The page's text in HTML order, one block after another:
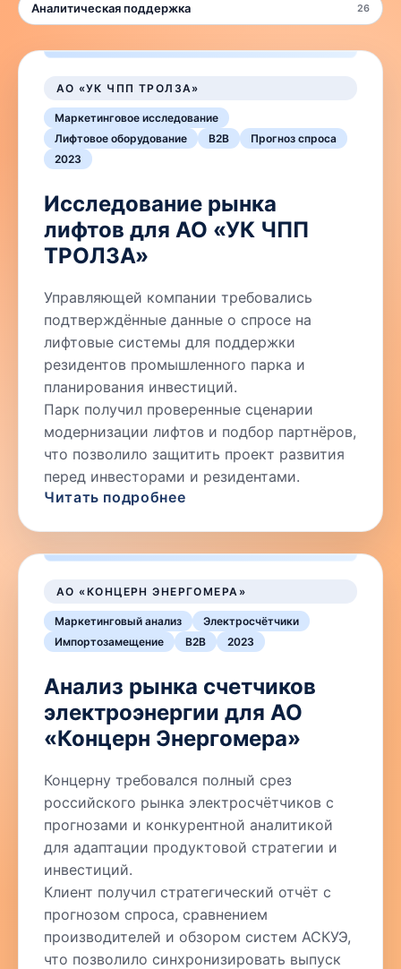
Аналитическая поддержка 26
АО «УК ЧПП ТРОЛЗА»
Маркетинговое исследование
Лифтовое оборудование
B2B
Прогноз спроса
2023
Исследование рынка
лифтов для АО «УК ЧПП
ТРОЛЗА»
Управляющей компании требовались
подтверждённые данные о спросе на
лифтовые системы для поддержки
резидентов промышленного парка и
планирования инвестиций.
Парк получил проверенные сценарии
модернизации лифтов и подбор партнёров,
что позволило защитить проект развития
перед инвесторами и резидентами.
Читать подробнее
АО «КОНЦЕРН ЭНЕРГОМЕРА»
Маркетинговый анализ
Электросчётчики
Импортозамещение
B2B 2023
Анализ рынка счетчиков
электроэнергии для АО
«Концерн Энергомера»
Концерну требовался полный срез
российского рынка электросчётчиков с
прогнозами и конкурентной аналитикой
для адаптации продуктовой стратегии и
инвестиций.
Клиент получил стратегический отчёт с
прогнозом спроса, сравнением
производителей и обзором систем АСКУЭ,
что позволило синхронизировать выпуск